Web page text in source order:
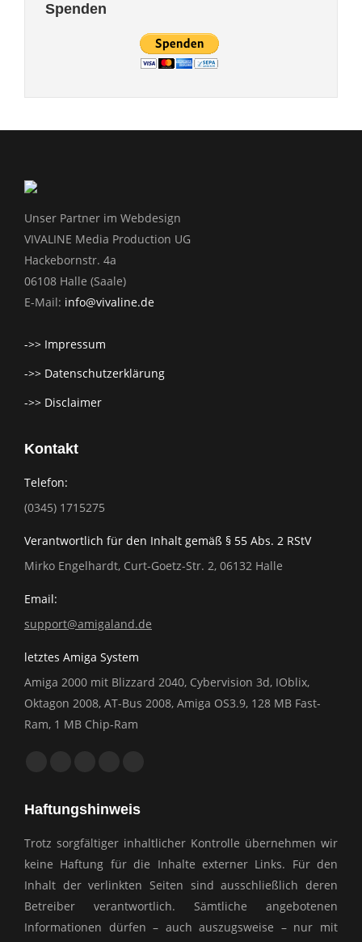
Spenden
Unser Partner im Webdesign
VIVALINE Media Production UG
Hackebornstr. 4a
06108 Halle (Saale)
E-Mail: info@vivaline.de
->> Impressum
->> Datenschutzerklärung
->> Disclaimer
Kontakt
Telefon:
(0345) 1715275
Verantwortlich für den Inhalt gemäß § 55 Abs. 2 RStV
Mirko Engelhardt, Curt-Goetz-Str. 2, 06132 Halle
Email:
support@amigaland.de
letztes Amiga System
Amiga 2000 mit Blizzard 2040, Cybervision 3d, IOblix,
Oktagon 2008, AT-Bus 2008, Amiga OS3.9, 128 MB Fast-
Ram, 1 MB Chip-Ram
opensopens
new
window
page
new
opensopens
Haftungshinweis
Trotz sorgfältiger inhaltlicher Kontrolle übernehmen wir
keine Haftung für die Inhalte externer Links. Für den
Inhalt der verlinkten Seiten sind ausschließlich deren
Betreiber verantwortlich. Sämtliche angebotenen
Informationen dürfen – auch auszugsweise – nur mit